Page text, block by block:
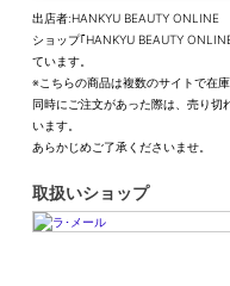
出店者:HANKYU BEAUTY ONLINE
ショップ｢HANKYU BEAUTY
ています。
※こちらの商品は複数のサイトで在
同時にご注文があった際は、売り切
います。
あらかじめご了承くださいませ。
取扱いショップ